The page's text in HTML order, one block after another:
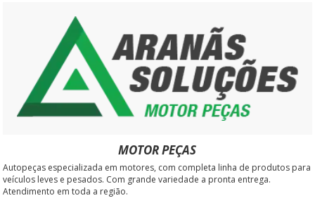
MOTOR PEÇAS
Autopeças especializada em motores, com completa linha de produtos para
veículos leves e pesados. Com grande variedade a pronta entrega.
Atendimento em toda a região.